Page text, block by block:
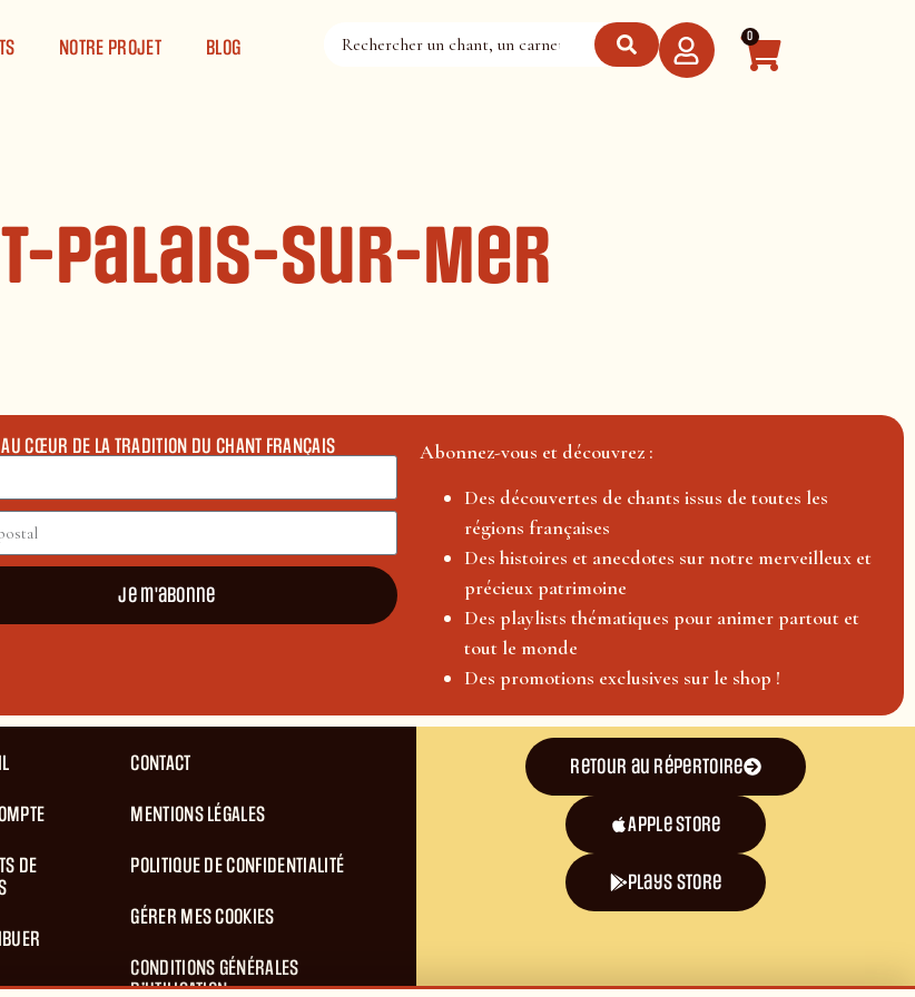
NOTRE PROJET BLOG 0
Palais-sur-Mer
AU CŒUR DE LA TRADITION DU CHANT FRANÇAIS
Je m'abonne
Abonnez-vous et découvrez :
Des découvertes de chants issus de toutes les
régions françaises
Des histoires et anecdotes sur notre merveilleux et
précieux patrimoine
Des playlists thématiques pour animer partout et
tout le monde
Des promotions exclusives sur le shop !
DE
CONTACT
MENTIONS LÉGALES
POLITIQUE DE CONFIDENTIALITÉ
GÉRER MES COOKIES
CONDITIONS GÉNÉRALES
D’UTILISATION
Retour au répertoire
Apple Store
plays store